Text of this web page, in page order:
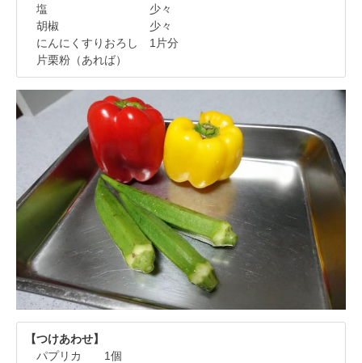
塩 少々
胡椒 少々
にんにくすりおろし 1片分
片栗粉（あれば）
【つけあわせ】
パプリカ 1個